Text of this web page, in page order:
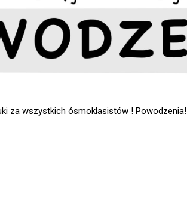
za wszystkich ósmoklasistów ! Powodzenia!